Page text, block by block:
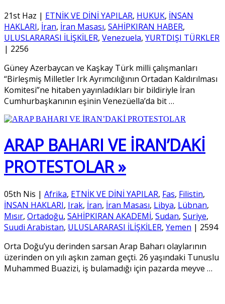
21st Haz | ETNİK VE DİNİ YAPILAR, HUKUK, İNSAN
HAKLARI, İran, İran Masası, SAHİPKIRAN HABER,
ULUSLARARASI İLİŞKİLER, Venezuela, YURTDIŞI TÜRKLER
| 2256
Güney Azerbaycan ve Kaşkay Türk milli çalışmanları
“Birleşmiş Milletler Irk Ayrımcılığının Ortadan Kaldırılması
Komitesi”ne hitaben yayınladıkları bir bildiriyle İran
Cumhurbaşkanının eşinin Venezüella’da bit…
ARAP BAHARI VE İRAN’DAKİ
PROTESTOLAR »
05th Nis | Afrika, ETNİK VE DİNİ YAPILAR, Fas, Filistin,
İNSAN HAKLARI, Irak, İran, İran Masası, Libya, Lübnan,
Mısır, Ortadoğu, SAHİPKIRAN AKADEMİ, Sudan, Suriye,
Suudi Arabistan, ULUSLARARASI İLİŞKİLER, Yemen | 2594
Orta Doğu’yu derinden sarsan Arap Baharı olaylarının
üzerinden on yılı aşkın zaman geçti. 26 yaşındaki Tunuslu
Muhammed Buazizi, iş bulamadığı için pazarda meyve …